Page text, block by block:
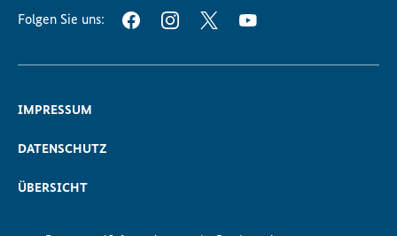
Folgen Sie uns: FACEBOOKINSTAGRAM
TWITTERYOUTUBE
IMPRESSUM
DATENSCHUTZ
ÜBERSICHT